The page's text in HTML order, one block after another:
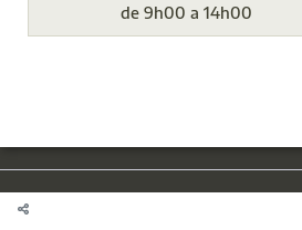
de 9h00 a 14h00